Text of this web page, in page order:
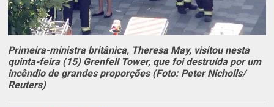
Primeira-ministra britânica, Theresa May, visitou nesta
quinta-feira (15) Grenfell Tower, que foi destruída por um
incêndio de grandes proporções (Foto: Peter Nicholls/
Reuters)